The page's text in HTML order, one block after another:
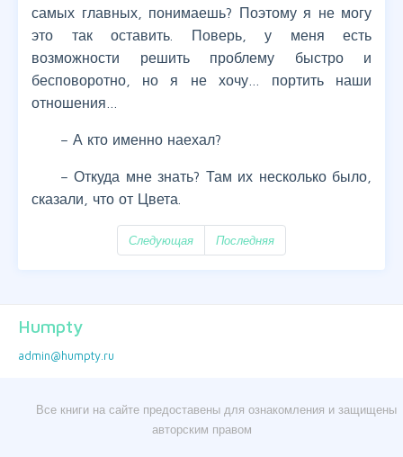
самых главных, понимаешь? Поэтому я не могу
это так оставить. Поверь, у меня есть
возможности решить проблему быстро и
бесповоротно, но я не хочу… портить наши
отношения…
– А кто именно наехал?
– Откуда мне знать? Там их несколько было,
сказали, что от Цвета.
Следующая Последняя
Humpty
admin@humpty.ru
Все книги на сайте предоставены для ознакомления и защищены
авторским правом